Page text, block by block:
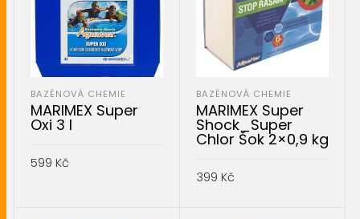
BAZÉNOVÁ CHEMIE
MARIMEX Super
Oxi 3 l
599 Kč
BAZÉNOVÁ CHEMIE
MARIMEX Super
Shock_Super
Chlor Šok 2×0,9 kg
399 Kč